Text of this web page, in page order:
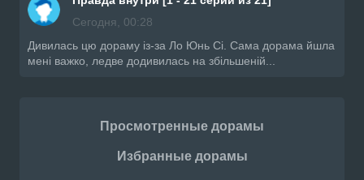
Сегодня, 00:28
Дивилась цю дораму із-за Ло Юнь Сі. Сама дорама йшла
мені важко, ледве додивилась на збільшеній...
Просмотренные дорамы
Избранные дорамы